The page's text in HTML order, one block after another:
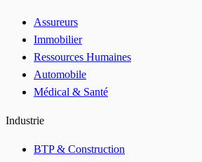
Assureurs
Immobilier
Ressources Humaines
Automobile
Médical & Santé
Industrie
BTP & Construction